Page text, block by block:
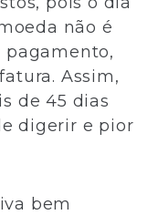
não é
pagamento,
Assim,
de 45 dias
digerir e pior
bem